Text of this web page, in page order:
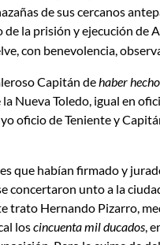
de sus cercanos
de la prisión y ejecución de
con benevolencia,
Capitán dehaber
Nueva Toledo, igual en
oficio de Teniente y
que habían firmado y
concertaron unto a la
trato Hernando Pizarro,
loscincuenta mil ducados,